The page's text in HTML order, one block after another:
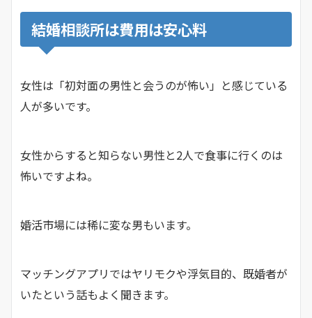
結婚相談所は費用は安心料
女性は「初対面の男性と会うのが怖い」と感じている
人が多いです。
女性からすると知らない男性と2人で食事に行くのは
怖いですよね。
婚活市場には稀に変な男もいます。
マッチングアプリではヤリモクや浮気目的、既婚者が
いたという話もよく聞きます。